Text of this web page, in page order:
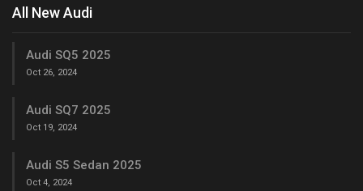
All New Audi
Audi SQ5 2025
Oct 26, 2024
Audi SQ7 2025
Oct 19, 2024
Audi S5 Sedan 2025
Oct 4, 2024